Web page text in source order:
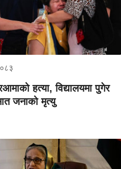
हत्या, विद्यालयमा पुगेर
जनाको मृत्यु